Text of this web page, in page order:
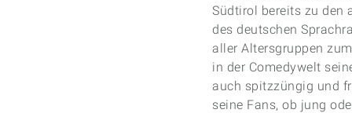
Südtirol bereits zu den
des deutschen
aller Altersgruppen
in der Comedywelt
auch spitzzüngig und
seine Fans, ob jung